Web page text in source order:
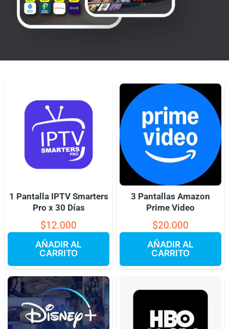
1 Pantalla IPTV Smarters
Pro x 30 Días
$12.000
AÑADIR AL
CARRITO
3 Pantallas Amazon
Prime Video
$20.000
AÑADIR AL
CARRITO